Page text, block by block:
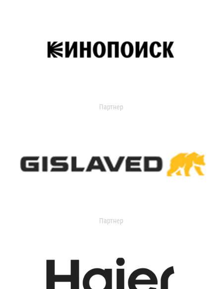
Партнер
Партнер